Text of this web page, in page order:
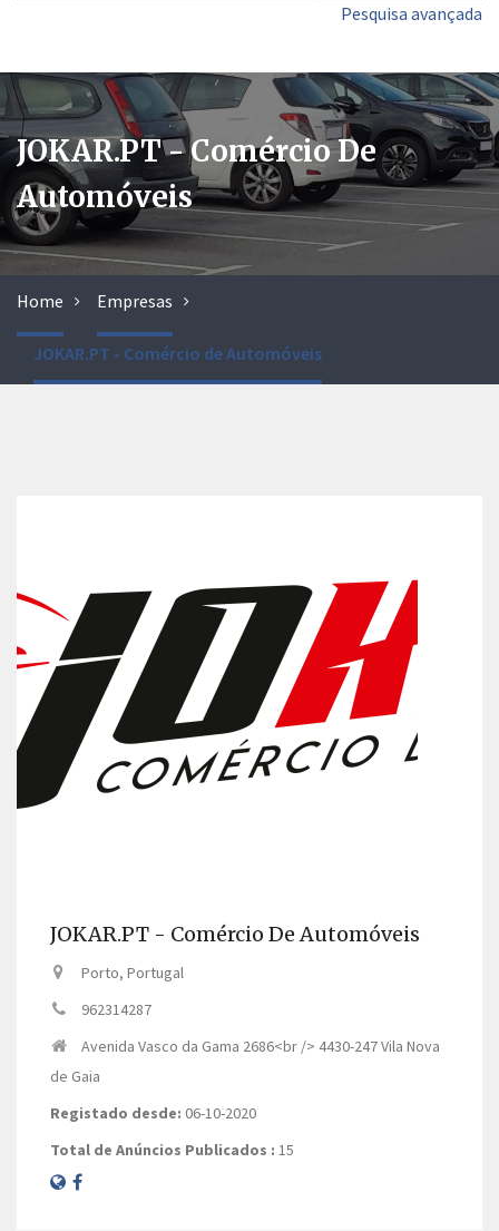
Pesquisa avançada
JOKAR.PT - Comércio De
Automóveis
Home Empresas
JOKAR.PT - Comércio de Automóveis
JOKAR.PT - Comércio De Automóveis
Porto, Portugal
962314287
Avenida Vasco da Gama 2686<br /> 4430-247 Vila Nova
de Gaia
Registado desde: 06-10-2020
Total de Anúncios Publicados : 15